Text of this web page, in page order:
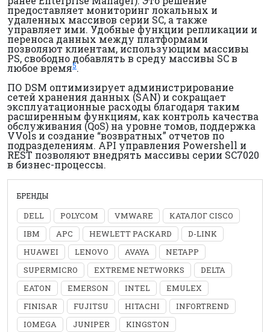
предоставляет мониторинг локальных и
удаленных массивов серии SC, а также
управляет ими. Удобные функции репликации и
переноса данных между платформами
позволяют клиентам, использующим массивы
PS, свободно добавлять в среду массивы SC в
любое время5.
ПО DSM оптимизирует администрирование
сетей хранения данных (SAN) и сокращает
эксплуатационные расходы благодаря таким
расширенным функциям, как контроль качества
обслуживания (QoS) на уровне томов, поддержка
VVols и создание “возвратных” отчетов по
подразделениям. API управления Powershell и
REST позволяют внедрять массивы серии SC7020
в бизнес-процессы.
БРЕНДЫ
DELL POLYCOM VMWARE
КАТАЛОГ CISCO
IBM
APC HEWLETT PACKARD
D-LINK
HUAWEI
LENOVO AVAYA
NETAPP
SUPERMICRO
EXTREME NETWORKS
DELTA
EATON
EMERSON INTEL
EMULEX
FINISAR
FUJITSU HITACHI
INFORTREND
IOMEGA
JUNIPER KINGSTON